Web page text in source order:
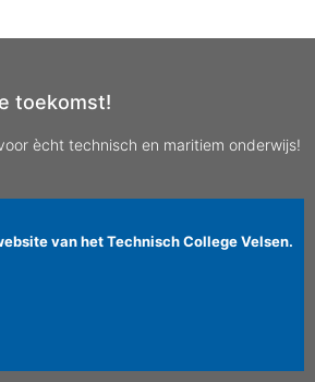
toekomst!
ècht technisch en maritiem onderwijs!
van het Technisch College Velsen.